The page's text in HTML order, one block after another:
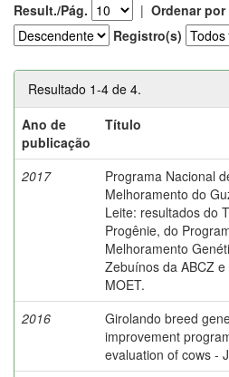
Result./Pág. | Ordenar por
Registro(s)
Resultado 1-4 de 4.
Ano de
publicação
Título
2017
Programa Nacional
Melhoramento do
Leite: resultados do
Progênie, do
Melhoramento
Zebuínos da ABCZ e
MOET.
2016
Girolando breed
improvement
evaluation of cows -